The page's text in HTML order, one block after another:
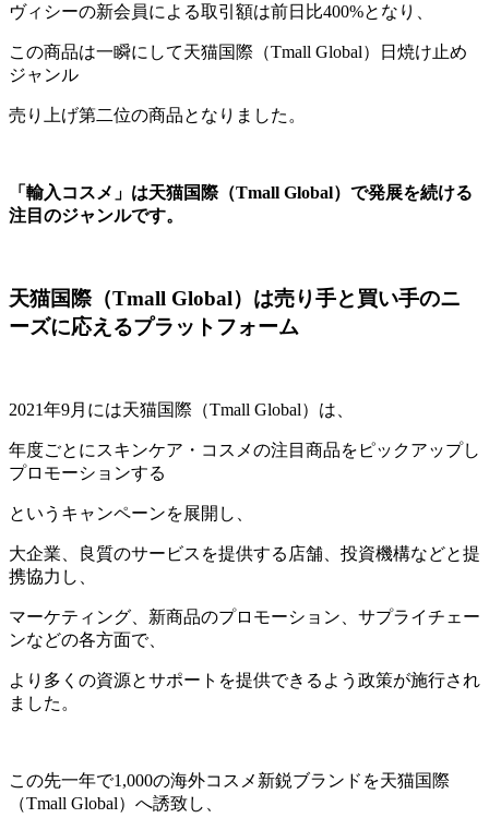
ヴィシーの新会員による取引額は前日比400%となり、
この商品は一瞬にして天猫国際（Tmall Global）日焼け止め
ジャンル
売り上げ第二位の商品となりました。
「輸入コスメ」は天猫国際（Tmall Global）で発展を続ける
注目のジャンルです。
天猫国際（Tmall Global）は売り手と買い手のニ
ーズに応えるプラットフォーム
2021年9月には天猫国際（Tmall Global）は、
年度ごとにスキンケア・コスメの注目商品をピックアップし
プロモーションする
というキャンペーンを展開し、
大企業、良質のサービスを提供する店舗、投資機構などと提
携協力し、
マーケティング、新商品のプロモーション、サプライチェー
ンなどの各方面で、
より多くの資源とサポートを提供できるよう政策が施行され
ました。
この先一年で1,000の海外コスメ新鋭ブランドを天猫国際
（Tmall Global）へ誘致し、